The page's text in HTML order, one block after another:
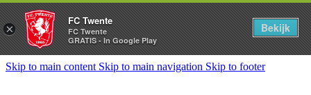
Skip to main content Skip to main navigation Skip to footer
×
FC Twente
FC Twente
GRATIS - In Google Play
Bekijk